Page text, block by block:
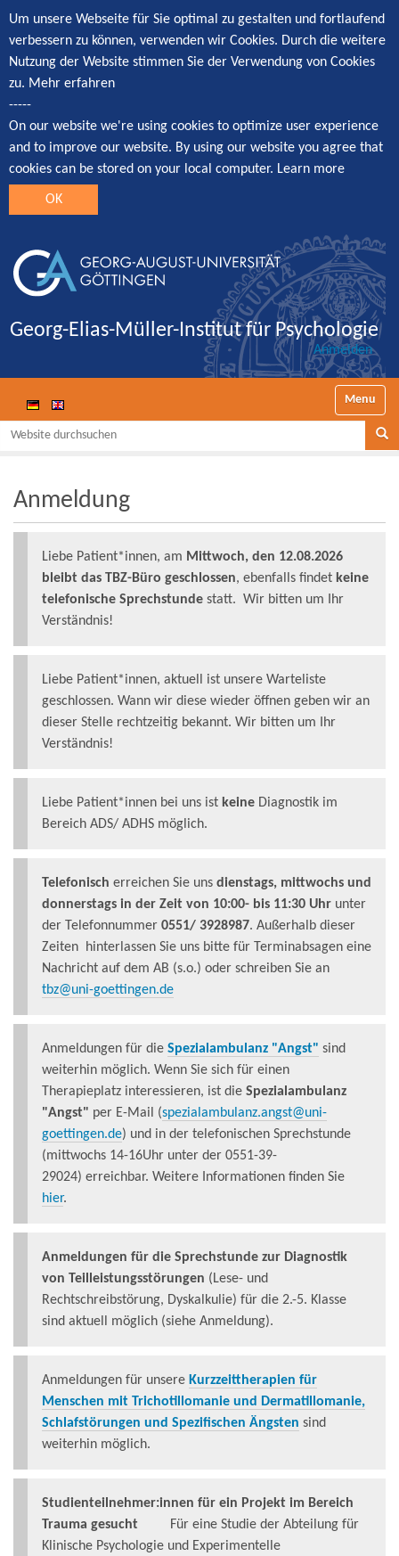
Um unsere Webseite für Sie optimal zu gestalten und fortlaufend
verbessern zu können, verwenden wir Cookies. Durch die weitere
Nutzung der Website stimmen Sie der Verwendung von Cookies
zu. Mehr erfahren
-----
On our website we're using cookies to optimize user experience
and to improve our website. By using our website you agree that
cookies can be stored on your local computer. Learn more
OK
Georg-Elias-Müller-Institut für Psychologie
Anmelden
Website durchsuchen
Anmeldung
Liebe Patient*innen, am Mittwoch, den 12.08.2026
bleibt das TBZ-Büro geschlossen, ebenfalls findet keine
telefonische Sprechstunde statt. Wir bitten um Ihr
Verständnis!
Liebe Patient*innen, aktuell ist unsere Warteliste
geschlossen. Wann wir diese wieder öffnen geben wir an
dieser Stelle rechtzeitig bekannt. Wir bitten um Ihr
Verständnis!
Liebe Patient*innen bei uns ist keine Diagnostik im
Bereich ADS/ ADHS möglich.
Telefonisch erreichen Sie uns dienstags, mittwochs und
donnerstags in der Zeit von 10:00- bis 11:30 Uhr unter
der Telefonnummer 0551/ 3928987. Außerhalb dieser
Zeiten hinterlassen Sie uns bitte für Terminabsagen eine
Nachricht auf dem AB (s.o.) oder schreiben Sie an
tbz@uni-goettingen.de
Anmeldungen für die Spezialambulanz "Angst" sind
weiterhin möglich. Wenn Sie sich für einen
Therapieplatz interessieren, ist die Spezialambulanz
"Angst" per E-Mail (spezialambulanz.angst@uni-
goettingen.de) und in der telefonischen Sprechstunde
(mittwochs 14-16Uhr unter der 0551-39-
29024) erreichbar. Weitere Informationen finden Sie
hier.
Anmeldungen für die Sprechstunde zur Diagnostik
von Teilleistungsstörungen (Lese- und
Rechtschreibstörung, Dyskalkulie) für die 2.-5. Klasse
sind aktuell möglich (siehe Anmeldung).
Anmeldungen für unsere Kurzzeittherapien für
Menschen mit Trichotillomanie und Dermatillomanie,
Schlafstörungen und Spezifischen Ängsten sind
weiterhin möglich.
Studienteilnehmer:innen für ein Projekt im Bereich
Trauma gesucht
Für eine Studie der Abteilung für
Klinische Psychologie und Experimentelle